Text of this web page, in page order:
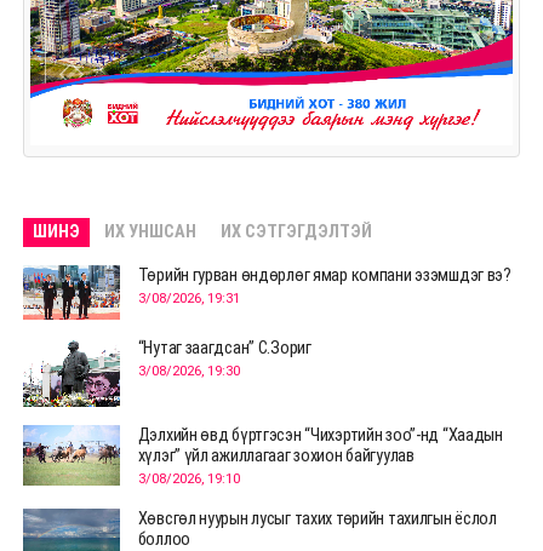
ШИНЭ ИХ УНШСАН ИХ СЭТГЭГДЭЛТЭЙ
Төрийн гурван өндөрлөг ямар компани эзэмшдэг вэ?
3/08/2026, 19:31
“Нутаг заагдсан” С.Зориг
3/08/2026, 19:30
Дэлхийн өвд бүртгэсэн “Чихэртийн зоо”-нд “Хаадын
хүлэг” үйл ажиллагааг зохион байгуулав
3/08/2026, 19:10
Хөвсгөл нуурын лусыг тахих төрийн тахилгын ёслол
боллоо